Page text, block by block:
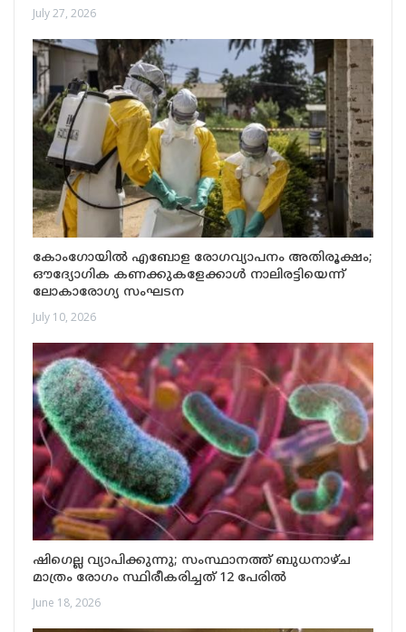
July 27, 2026
കോംഗോയിൽ എബോള രോഗവ്യാപനം അതിരൂക്ഷം;
ഔദ്യോഗിക കണക്കുകളേക്കാൾ നാലിരട്ടിയെന്ന്
ലോകാരോഗ്യ സംഘടന
July 10, 2026
ഷിഗെല്ല വ്യാപിക്കുന്നു; സംസ്ഥാനത്ത് ബുധനാഴ്ച
മാത്രം രോഗം സ്ഥിരീകരിച്ചത് 12 പേരിൽ
June 18, 2026